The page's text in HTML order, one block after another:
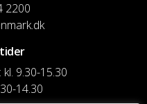
2200
9.30-15.30
14.30